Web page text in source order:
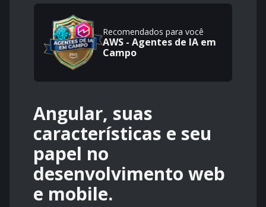
Recomendados para você
AWS - Agentes de IA em
Campo
Angular, suas
características e seu
papel no
desenvolvimento web
e mobile.